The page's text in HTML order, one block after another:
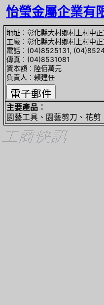
怡瑩金屬企業有
地址︰彰化縣大村鄉村上村中
工廠︰彰化縣大村鄉村上村中
電話︰(04)8525131,
傳真︰(04)8531081
資本額︰陸佰萬元
負責人︰賴建任
主要產品︰
園藝工具、園藝剪刀、花剪